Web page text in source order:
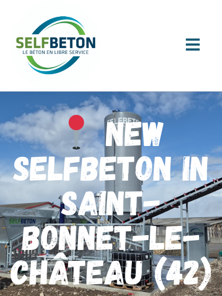
New
SELFBETON in
Saint-
Bonnet-le-
Château (42)